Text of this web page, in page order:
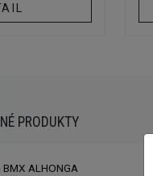
PRODUKTY
ALHONGA